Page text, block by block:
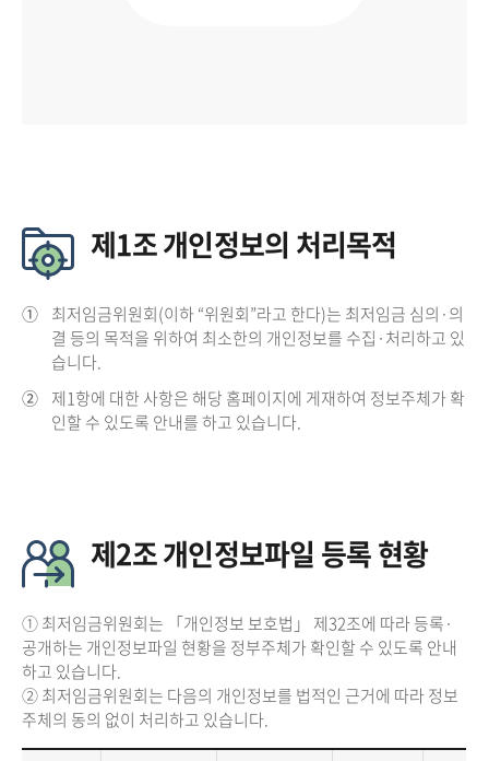
제1조 개인정보의 처리목적
① 최저임금위원회(이하 “위원회”라고 한다)는 최저임금 심의·의
결 등의 목적을 위하여 최소한의 개인정보를 수집·처리하고 있
습니다.
② 제1항에 대한 사항은 해당 홈페이지에 게재하여 정보주체가 확
인할 수 있도록 안내를 하고 있습니다.
제2조 개인정보파일 등록 현황
① 최저임금위원회는 「개인정보 보호법」 제32조에 따라 등록·
공개하는 개인정보파일 현황을 정부주체가 확인할 수 있도록 안내
하고 있습니다.
② 최저임금위원회는 다음의 개인정보를 법적인 근거에 따라 정보
주체의 동의 없이 처리하고 있습니다.